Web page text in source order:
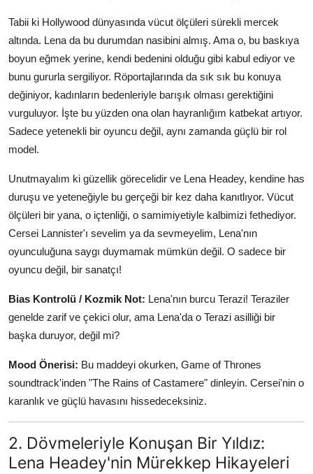
Tabii ki Hollywood dünyasında vücut ölçüleri sürekli mercek
altında. Lena da bu durumdan nasibini almış. Ama o, bu baskıya
boyun eğmek yerine, kendi bedenini olduğu gibi kabul ediyor ve
bunu gururla sergiliyor. Röportajlarında da sık sık bu konuya
değiniyor, kadınların bedenleriyle barışık olması gerektiğini
vurguluyor. İşte bu yüzden ona olan hayranlığım katbekat artıyor.
Sadece yetenekli bir oyuncu değil, aynı zamanda güçlü bir rol
model.
Unutmayalım ki güzellik görecelidir ve Lena Headey, kendine has
duruşu ve yeteneğiyle bu gerçeği bir kez daha kanıtlıyor. Vücut
ölçüleri bir yana, o içtenliği, o samimiyetiyle kalbimizi fethediyor.
Cersei Lannister'ı sevelim ya da sevmeyelim, Lena'nın
oyunculuğuna saygı duymamak mümkün değil. O sadece bir
oyuncu değil, bir sanatçı!
Bias Kontrolü / Kozmik Not: Lena'nın burcu Terazi! Teraziler
genelde zarif ve çekici olur, ama Lena'da o Terazi asilliği bir
başka duruyor, değil mi?
Mood Önerisi: Bu maddeyi okurken, Game of Thrones
soundtrack'inden "The Rains of Castamere" dinleyin. Cersei'nin o
karanlık ve güçlü havasını hissedeceksiniz.
2. Dövmeleriyle Konuşan Bir Yıldız:
Lena Headey'nin Mürekkep Hikayeleri